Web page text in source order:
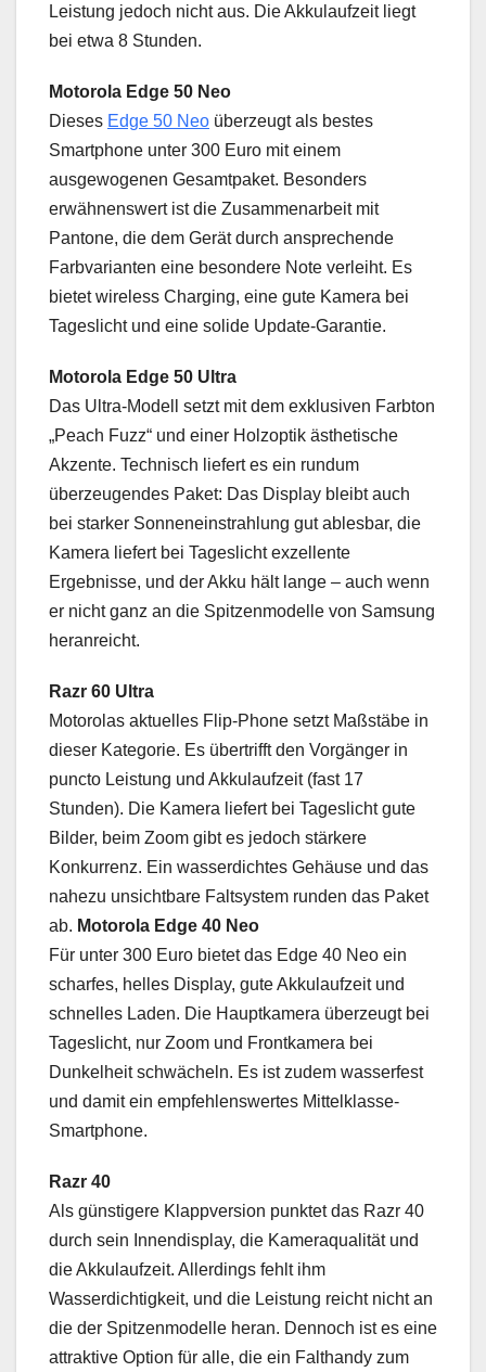
Leistung jedoch nicht aus. Die Akkulaufzeit liegt
bei etwa 8 Stunden.
Motorola Edge 50 Neo
Dieses Edge 50 Neo überzeugt als bestes
Smartphone unter 300 Euro mit einem
ausgewogenen Gesamtpaket. Besonders
erwähnenswert ist die Zusammenarbeit mit
Pantone, die dem Gerät durch ansprechende
Farbvarianten eine besondere Note verleiht. Es
bietet wireless Charging, eine gute Kamera bei
Tageslicht und eine solide Update-Garantie.
Motorola Edge 50 Ultra
Das Ultra-Modell setzt mit dem exklusiven Farbton
„Peach Fuzz“ und einer Holzoptik ästhetische
Akzente. Technisch liefert es ein rundum
überzeugendes Paket: Das Display bleibt auch
bei starker Sonneneinstrahlung gut ablesbar, die
Kamera liefert bei Tageslicht exzellente
Ergebnisse, und der Akku hält lange – auch wenn
er nicht ganz an die Spitzenmodelle von Samsung
heranreicht.
Razr 60 Ultra
Motorolas aktuelles Flip-Phone setzt Maßstäbe in
dieser Kategorie. Es übertrifft den Vorgänger in
puncto Leistung und Akkulaufzeit (fast 17
Stunden). Die Kamera liefert bei Tageslicht gute
Bilder, beim Zoom gibt es jedoch stärkere
Konkurrenz. Ein wasserdichtes Gehäuse und das
nahezu unsichtbare Faltsystem runden das Paket
ab. Motorola Edge 40 Neo
Für unter 300 Euro bietet das Edge 40 Neo ein
scharfes, helles Display, gute Akkulaufzeit und
schnelles Laden. Die Hauptkamera überzeugt bei
Tageslicht, nur Zoom und Frontkamera bei
Dunkelheit schwächeln. Es ist zudem wasserfest
und damit ein empfehlenswertes Mittelklasse-
Smartphone.
Razr 40
Als günstigere Klappversion punktet das Razr 40
durch sein Innendisplay, die Kameraqualität und
die Akkulaufzeit. Allerdings fehlt ihm
Wasserdichtigkeit, und die Leistung reicht nicht an
die der Spitzenmodelle heran. Dennoch ist es eine
attraktive Option für alle, die ein Falthandy zum